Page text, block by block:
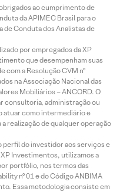
ao cumprimento de
da APIMEC Brasil para o
de Conduta dos Analistas de
por empregados da XP
que desempenham suas
com a Resolução CVM nº
na Associação Nacional das
Mobiliários – ANCORD. O
consultoria, administração ou
atuar como intermediário e
realização de qualquer operação
perfil do investidor aos serviços e
Investimentos, utilizamos a
portfólio, nos termos das
nº 01 e do Código ANBIMA
Essa metodologia consiste em